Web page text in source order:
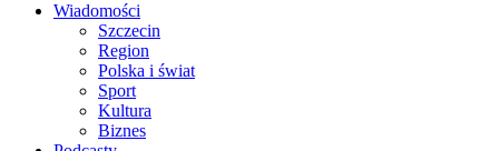
Wiadomości
Szczecin
Region
Polska i świat
Sport
Kultura
Biznes